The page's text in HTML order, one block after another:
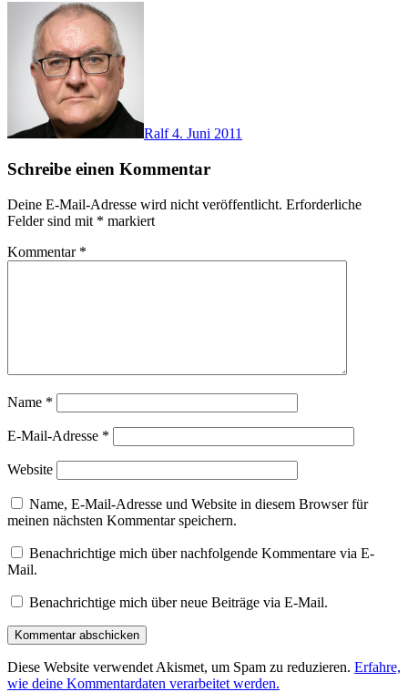
Ralf4. Juni 2011
Schreibe einen Kommentar
Deine E-Mail-Adresse wird nicht veröffentlicht. Erforderliche
Felder sind mit * markiert
Kommentar *
Name *
E-Mail-Adresse *
Website
Name, E-Mail-Adresse und Website in diesem Browser für
meinen nächsten Kommentar speichern.
Benachrichtige mich über nachfolgende Kommentare via E-
Mail.
Benachrichtige mich über neue Beiträge via E-Mail.
Diese Website verwendet Akismet, um Spam zu reduzieren. Erfahre,
wie deine Kommentardaten verarbeitet werden.